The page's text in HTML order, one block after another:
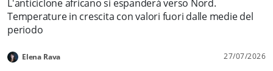
L'anticiclone africano si espanderà verso Nord.
Temperature in crescita con valori fuori dalle medie del
periodo
Elena Rava 27/07/2026